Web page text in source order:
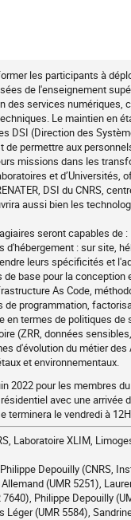
les participants à
de l'enseignement
des services
Le maintien en
DSI (Direction des
permettre aux
missions dans les
et d’Universités,
DSI du CNRS,
aussi bien les
seront capables de :
: sur site,
leurs spécificités et
base pour la conception
As Code,
programmation,
en termes de politiques
(ZRR, données
d'évolution du métier
et environnementaux.
2022 pour les membres
avec une
terminera le vendredi à
Laboratoire XLIM,
Philippe Depouilly (CNRS,
(UMR 5251),
Philippe Depouilly
Léger (UMR 5584),